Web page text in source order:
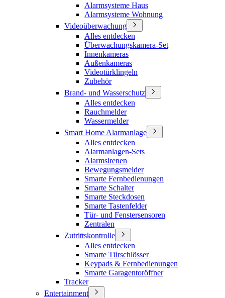
Alarmsysteme Haus
Alarmsysteme Wohnung
Videoüberwachung
Alles entdecken
Überwachungskamera-Set
Innenkameras
Außenkameras
Videotürklingeln
Zubehör
Brand- und Wasserschutz
Alles entdecken
Rauchmelder
Wassermelder
Smart Home Alarmanlage
Alles entdecken
Alarmanlagen-Sets
Alarmsirenen
Bewegungsmelder
Smarte Fernbedienungen
Smarte Schalter
Smarte Steckdosen
Smarte Tastenfelder
Tür- und Fenstersensoren
Zentralen
Zutrittskontrolle
Alles entdecken
Smarte Türschlösser
Keypads & Fernbedienungen
Smarte Garagentoröffner
Tracker
Entertainment